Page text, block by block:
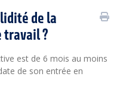
de la
travail ?
est de 6 mois au moins
de son entrée en